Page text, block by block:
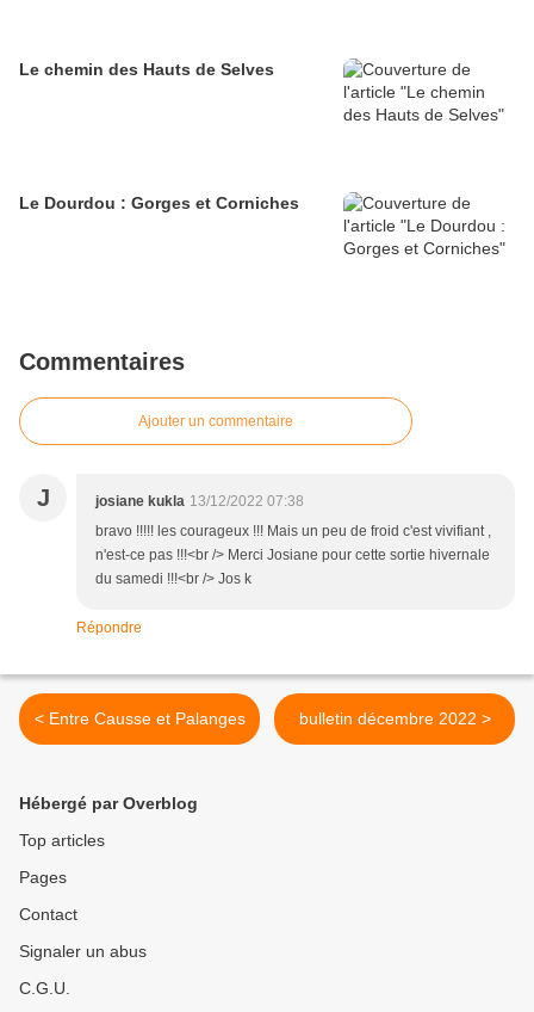
Le chemin des Hauts de Selves
Le Dourdou : Gorges et Corniches
Commentaires
Ajouter un commentaire
J josiane kukla 13/12/2022 07:38
bravo !!!!! les courageux !!! Mais un peu de froid c'est vivifiant ,
n'est-ce pas !!!<br /> Merci Josiane pour cette sortie hivernale
du samedi !!!<br /> Jos k
Répondre
< Entre Causse et Palanges bulletin décembre 2022 >
Hébergé par Overblog
Top articles
Pages
Contact
Signaler un abus
C.G.U.